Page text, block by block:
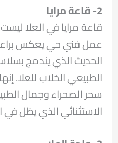
2- قاعة مرايا
قاعة مرايا في العلا
عمل فني حي يعكس
الحديث الذي يندمج
الطبيعي الخلاب للعلا.
سحر الصحراء وجمال
الاستثنائي الذي يظل في